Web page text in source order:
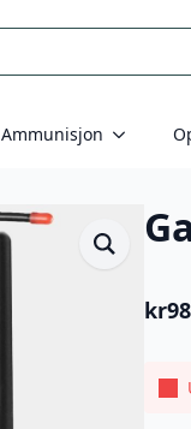
Ammunisjon
kr